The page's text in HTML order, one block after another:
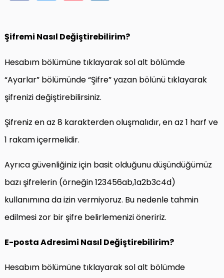
Şifremi Nasıl Değiştirebilirim?
Hesabım bölümüne tıklayarak sol alt bölümde
“Ayarlar” bölümünde “Şifre” yazan bölünü tıklayarak
şifrenizi değiştirebilirsiniz.
Şifreniz en az 8 karakterden oluşmalıdır, en az 1 harf ve
1 rakam içermelidir.
Ayrıca güvenliğiniz için basit olduğunu düşündüğümüz
bazı şifrelerin (örneğin 123456ab,1a2b3c4d)
kullanımına da izin vermiyoruz. Bu nedenle tahmin
edilmesi zor bir şifre belirlemenizi öneririz.
E-posta Adresimi Nasıl Değiştirebilirim?
Hesabım bölümüne tıklayarak sol alt bölümde